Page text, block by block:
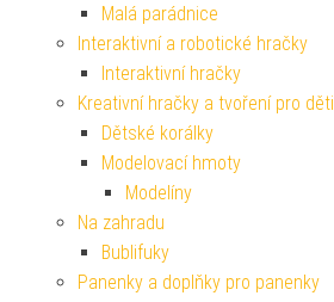
Malá parádnice
Interaktivní a robotické hračky
Interaktivní hračky
Kreativní hračky a tvoření pro děti
Dětské korálky
Modelovací hmoty
Modelíny
Na zahradu
Bublifuky
Panenky a doplňky pro panenky